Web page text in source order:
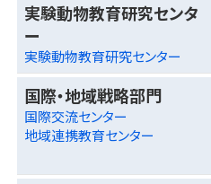
実験動物教育研究センタ
ー
実験動物教育研究センター
国際・地域戦略部門
国際交流センター
地域連携教育センター